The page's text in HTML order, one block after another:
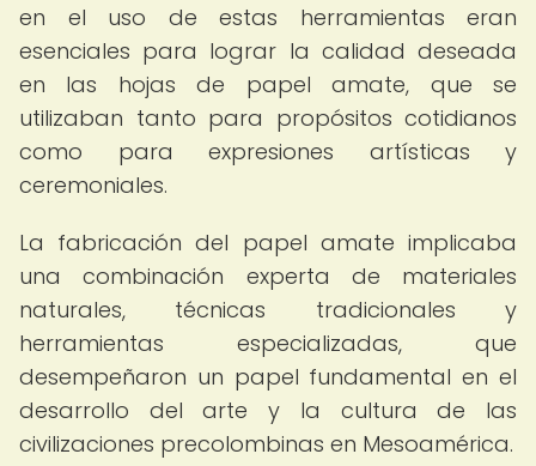
en el uso de estas herramientas eran
esenciales para lograr la calidad deseada
en las hojas de papel amate, que se
utilizaban tanto para propósitos cotidianos
como para expresiones artísticas y
ceremoniales.
La fabricación del papel amate implicaba
una combinación experta de materiales
naturales, técnicas tradicionales y
herramientas especializadas, que
desempeñaron un papel fundamental en el
desarrollo del arte y la cultura de las
civilizaciones precolombinas en Mesoamérica.